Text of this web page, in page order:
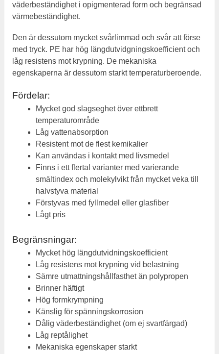
väderbeständighet i opigmenterad form och begränsad
värmebeständighet.
Den är dessutom mycket svårlimmad och svår att förse
med tryck. PE har hög längdutvidgningskoefficient och
låg resistens mot krypning. De mekaniska
egenskaperna är dessutom starkt temperaturberoende.
Fördelar:
Mycket god slagseghet över ettbrett
temperaturområde
Låg vattenabsorption
Resistent mot de flest kemikalier
Kan användas i kontakt med livsmedel
Finns i ett flertal varianter med varierande
smältindex och molekylvikt från mycket veka till
halvstyva material
Förstyvas med fyllmedel eller glasfiber
Lågt pris
Begränsningar:
Mycket hög längdutvidningskoefficient
Låg resistens mot krypning vid belastning
Sämre utmattningshållfasthet än polypropen
Brinner häftigt
Hög formkrympning
Känslig för spänningskorrosion
Dålig väderbeständighet (om ej svartfärgad)
Låg reptålighet
Mekaniska egenskaper starkt